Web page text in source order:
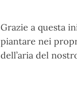
Grazie a questa
piantare nei
dell’aria del